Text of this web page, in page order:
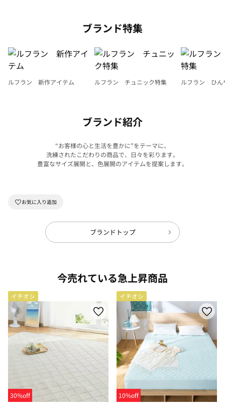
ブランド特集
ルフラン 新作アイテム ルフラン チュニック特集 ルフラン ひん
ブランド紹介
“お客様の心と生活を豊かに”をテーマに、
洗練されたこだわりの商品で、日々を彩ります。
豊富なサイズ展開と、色展開のアイテムを提案します。
ブランドトップ
今売れている急上昇商品
イチオシ
30%off
イチオシ
10%off